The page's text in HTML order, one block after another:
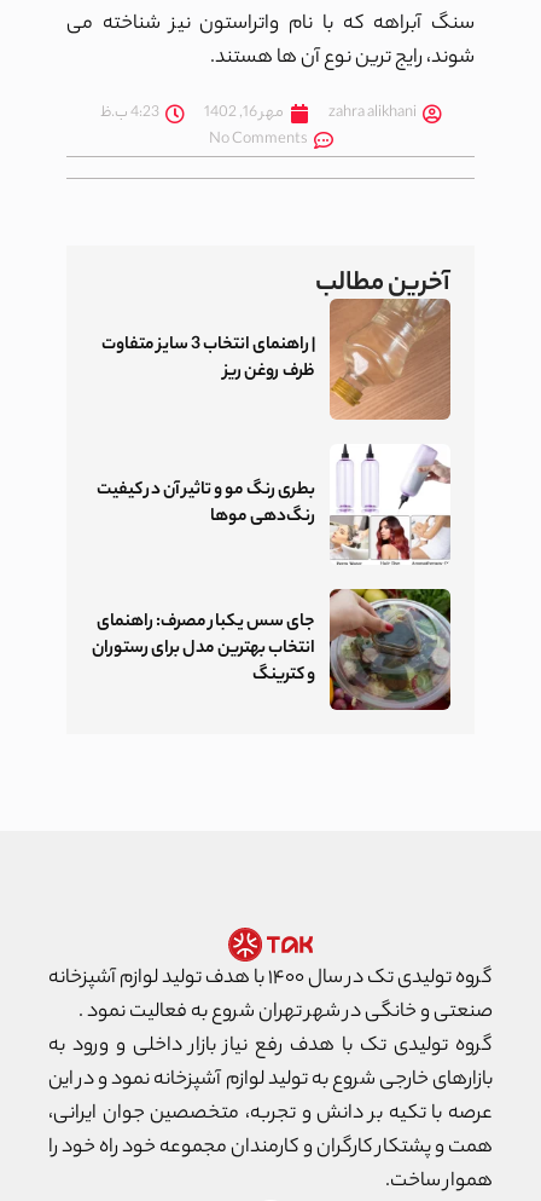
سنگ آبراهه که با نام واتراستون نیز شناخته می
شوند، رایج ترین نوع آن ها هستند.
zahra alikhani مهر 16, 1402
4:23 ب.ظ
No Comments
آخرین مطالب
| راهنمای انتخاب 3 سایز متفاوت
ظرف روغن ریز
بطری رنگ مو و تاثیر آن در کیفیت
رنگ‌دهی موها
جای سس یکبار مصرف: راهنمای
انتخاب بهترین مدل برای رستوران
و کترینگ
گروه تولیدی تک در سال ۱۴۰۰ با هدف تولید لوازم آشپزخانه
صنعتی و خانگی در شهر تهران شروع به فعالیت نمود .
گروه تولیدی تک با هدف رفع نیاز بازار داخلی و ورود به
بازارهای خارجی شروع به تولید لوازم آشپزخانه نمود و در این
عرصه با تکیه بر دانش و تجربه، متخصصین جوان ایرانی،
همت و پشتکار کارگران و کارمندان مجموعه خود راه خود را
هموار ساخت.